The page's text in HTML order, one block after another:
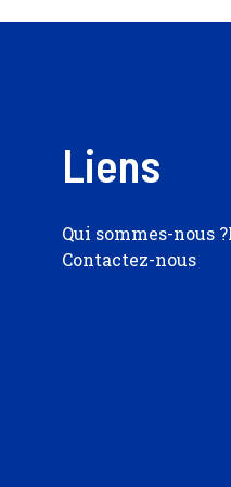
Liens
Qui sommes-nous ?
Contactez-nous